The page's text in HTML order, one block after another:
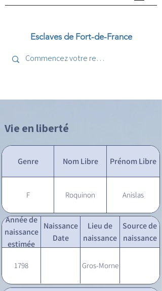
Esclaves de Fort-de-France
Vie en liberté
Genre Nom Libre Prénom Libre
F Roquinon Anislas
Année de
naissance
estimée
Naissance
Date
Lieu de
naissance
Source de
naissance
1798 Gros-Morne